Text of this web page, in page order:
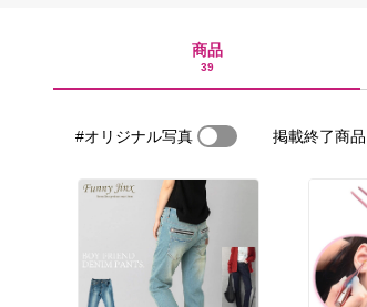
商品
39
#オリジナル写真 掲載終了商